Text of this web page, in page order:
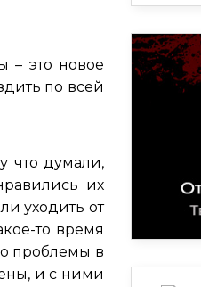
– это новое
по всей
что думали,
их
уходить от
то время
проблемы в
и с ними